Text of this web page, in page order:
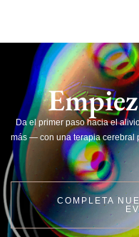
Da el primer paso hacia el
más — con una terapia cerebral
COMPLETA